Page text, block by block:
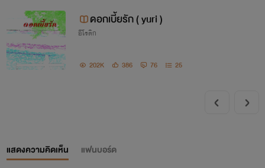
ดอกเบี้ยรัก ( yuri )
อีโรติก
202K 386 76 25
แสดงความคิดเห็น แฟนบอร์ด